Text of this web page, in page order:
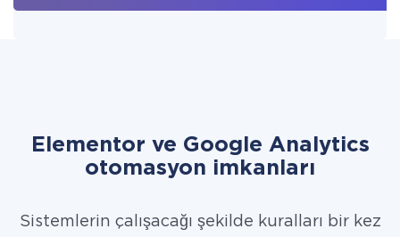
Elementor ve Google Analytics
otomasyon imkanları
Sistemlerin çalışacağı şekilde kuralları bir kez